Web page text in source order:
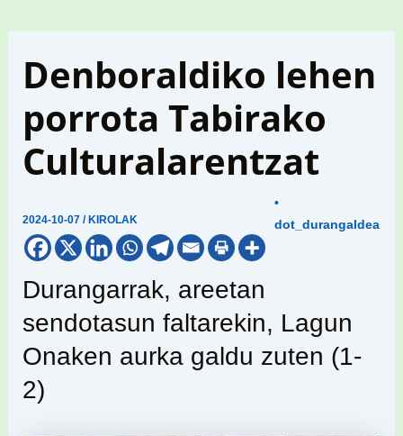
Denboraldiko lehen
porrota Tabirako
Culturalarentzat
2024-10-07/ KIROLAK
•
dot_durangaldea
Durangarrak, areetan
sendotasun faltarekin, Lagun
Onaken aurka galdu zuten (1-
2)